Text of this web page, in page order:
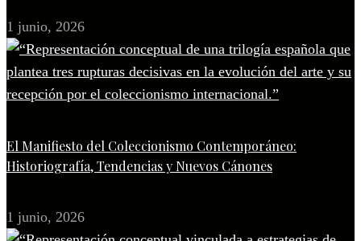
1 junio, 2026
El Manifiesto del Coleccionismo Contemporáneo:
Historiografía, Tendencias y Nuevos Cánones
1 junio, 2026